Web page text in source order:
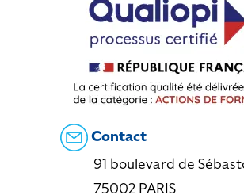
Contact
91 boulevard de
75002 PARIS